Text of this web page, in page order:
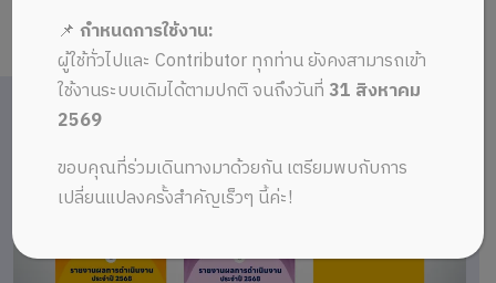
📌กำหนดการใช้งาน:
ผู้ใช้ทั่วไปและ Contributor ทุกท่าน ยังคงสามารถเข้า
ใช้งานระบบเดิมได้ตามปกติ จนถึงวันที่ 31 สิงหาคม
2569
ขอบคุณที่ร่วมเดินทางมาด้วยกัน เตรียมพบกับการ
เปลี่ยนแปลงครั้งสำคัญเร็วๆ นี้ค่ะ!